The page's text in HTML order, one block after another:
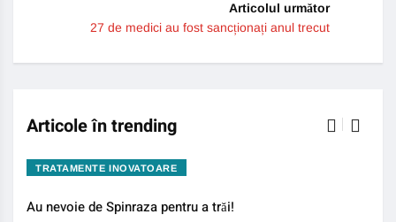
Articolul următor
27 de medici au fost sancționați anul trecut
Articole în trending
TRATAMENTE INOVATOARE
Au nevoie de Spinraza pentru a trăi!